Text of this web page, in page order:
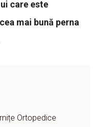
care este
mai bună perna
Ortopedice